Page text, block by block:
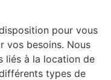
pour vous
vos besoins. Nous
liés à la location de
types de